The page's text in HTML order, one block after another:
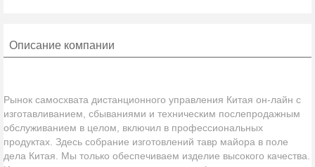
Описание компании
Рынок самосхвата дистанционного управления Китая он-лайн с
изготавливанием, сбываниями и техническим послепродажным
обслуживанием в целом, включил в профессиональных
продуктах. Здесь собрание изготовлений тавр майора в поле
дела Китая. Мы только обеспечиваем изделие высокого качества.